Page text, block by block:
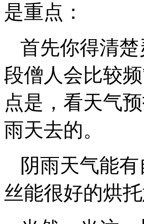
是重点：
首先你得清
段僧人会比较
点是，看天气
雨天去的。
阴雨天气能
丝能很好的烘托